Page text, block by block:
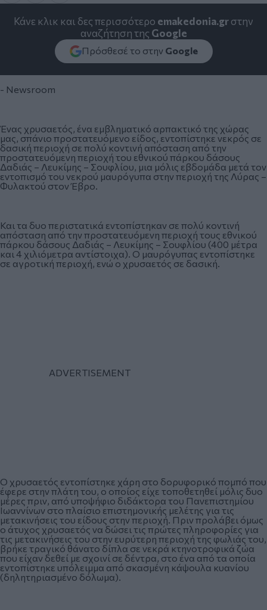
Κάνε κλικ και δες περισσότερο emakedonia.grστην
αναζήτηση της Google
Πρόσθεσέ το στην Google
- Newsroom
Ένας χρυσαετός, ένα εμβληματικό αρπακτικό της χώρας
μας, σπάνιο προστατευόμενο είδος, εντοπίστηκε νεκρός σε
δασική περιοχή σε πολύ κοντινή απόσταση από την
προστατευόμενη περιοχή του εθνικού πάρκου δάσους
Δαδιάς – Λευκίμης – Σουφλίου, μια μόλις εβδομάδα μετά τον
εντοπισμό του νεκρού μαυρόγυπα στην περιοχή της Λύρας –
Φυλακτού στον Έβρο.
Και τα δυο περιστατικά εντοπίστηκαν σε πολύ κοντινή
απόσταση από την προστατευόμενη περιοχή τους εθνικού
πάρκου δάσους Δαδιάς – Λευκίμης – Σουφλίου (400 μέτρα
και 4 χιλιόμετρα αντίστοιχα). Ο μαυρόγυπας εντοπίστηκε
σε αγροτική περιοχή, ενώ ο χρυσαετός σε δασική.
Ο χρυσαετός εντοπίστηκε χάρη στο δορυφορικό πομπό που
έφερε στην πλάτη του, ο οποίος είχε τοποθετηθεί μόλις δυο
μέρες πριν, από υποψήφιο διδάκτορα του Πανεπιστημίου
Ιωαννίνων στο πλαίσιο επιστημονικής μελέτης για τις
μετακινήσεις του είδους στην περιοχή. Πριν προλάβει όμως
ο άτυχος χρυσαετός να δώσει τις πρώτες πληροφορίες για
τις μετακινήσεις του στην ευρύτερη περιοχή της φωλιάς του,
βρήκε τραγικό θάνατο δίπλα σε νεκρά κτηνοτροφικά ζώα
που είχαν δεθεί με σχοινί σε δέντρα, στο ένα από τα οποία
εντοπίστηκε υπόλειμμα από σκασμένη κάψουλα κυανίου
(δηλητηριασμένο δόλωμα).